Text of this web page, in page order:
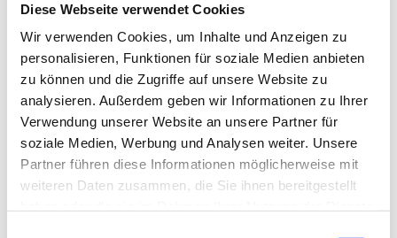
Diese Webseite verwendet Cookies
Wir verwenden Cookies, um Inhalte und Anzeigen zu
personalisieren, Funktionen für soziale Medien anbieten
zu können und die Zugriffe auf unsere Website zu
analysieren. Außerdem geben wir Informationen zu Ihrer
Verwendung unserer Website an unsere Partner für
soziale Medien, Werbung und Analysen weiter. Unsere
Partner führen diese Informationen möglicherweise mit
weiteren Daten zusammen, die Sie ihnen bereitgestellt